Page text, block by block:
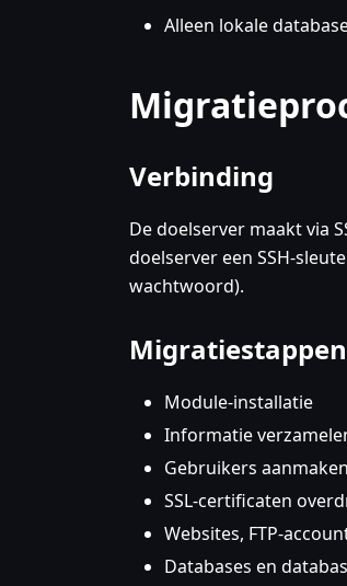
Alleen lokale
Verbinding
De doelserver maakt via
doelserver een SSH-
wachtwoord).
Migratiestappen
Module-installatie
Informatie
Gebruikers aanmaken
SSL-certificaten
Websites, FTP-
Databases en